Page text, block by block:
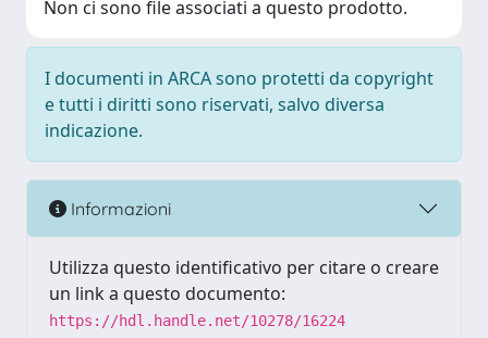
Non ci sono file associati a questo prodotto.
I documenti in ARCA sono protetti da copyright
e tutti i diritti sono riservati, salvo diversa
indicazione.
Informazioni
Utilizza questo identificativo per citare o creare
un link a questo documento:
https://hdl.handle.net/10278/16224